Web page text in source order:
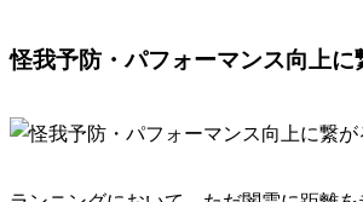
怪我予防・パフォーマンス向上に